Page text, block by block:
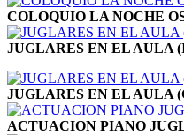
COLOQUIO LA NOCHE
JUGLARES EN EL AULA
JUGLARES EN EL AULA
ACTUACION PIANO